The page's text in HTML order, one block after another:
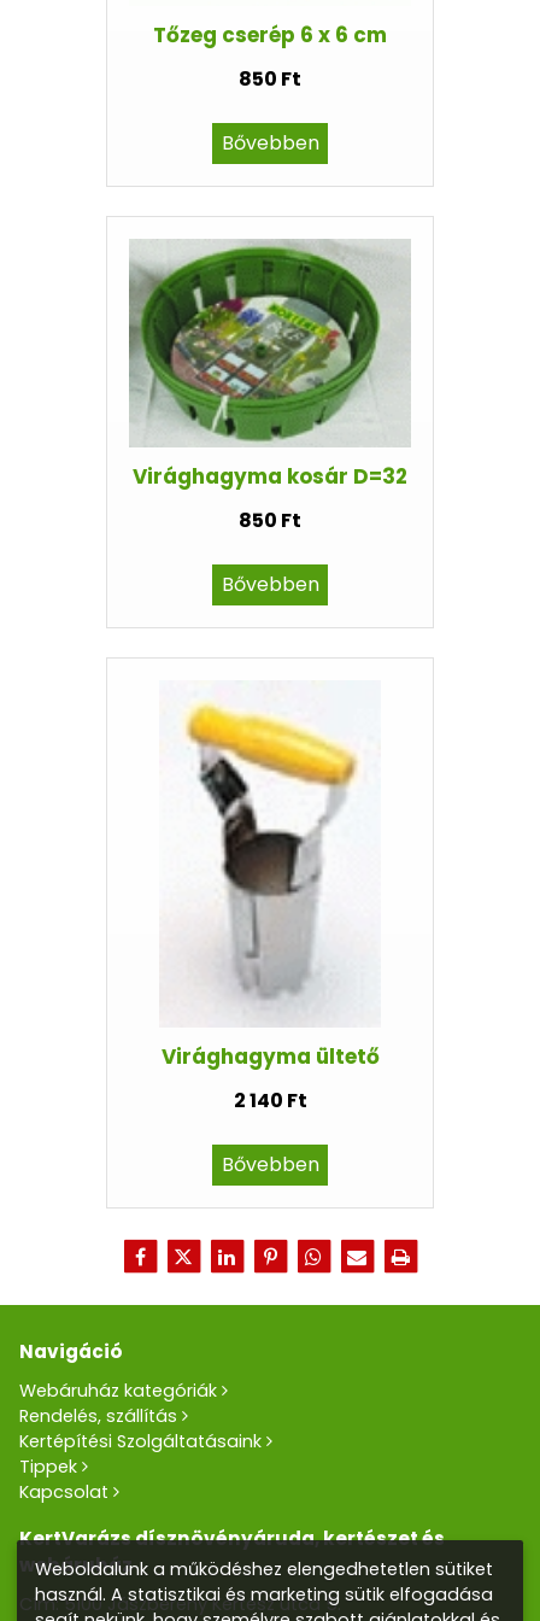
Tőzeg cserép 6 x 6 cm
850 Ft
Bővebben
Virághagyma kosár D=32
850 Ft
Bővebben
Virághagyma ültető
2 140 Ft
Bővebben
Navigáció
Webáruház kategóriák
Rendelés, szállítás
Kertépítési Szolgáltatásaink
Tippek
Kapcsolat
KertVarázs dísznövényáruda, kertészet és
webáruház
Cím: 5100 Jászberény Kertész utca 5.
Weboldalunk a működéshez elengedhetetlen sütiket
használ. A statisztikai és marketing sütik elfogadása